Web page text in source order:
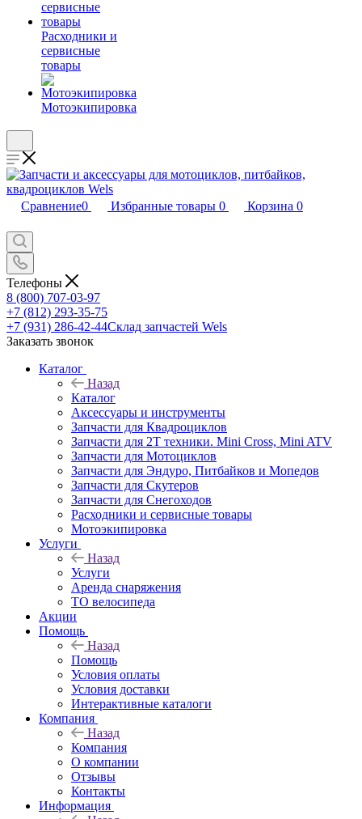
Расходники и
сервисные
товары
Мотоэкипировка
Сравнение0 Избранные товары 0 Корзина 0
Телефоны
8 (800) 707-03-97
+7 (812) 293-35-75
+7 (931) 286-42-44Склад запчастей Wels
Заказать звонок
Каталог
Назад
Каталог
Аксессуары и инструменты
Запчасти для Квадроциклов
Запчасти для 2T техники. Mini Cross, Mini ATV
Запчасти для Мотоциклов
Запчасти для Эндуро, Питбайков и Мопедов
Запчасти для Скутеров
Запчасти для Снегоходов
Расходники и сервисные товары
Мотоэкипировка
Услуги
Назад
Услуги
Аренда снаряжения
ТО велосипеда
Акции
Помощь
Назад
Помощь
Условия оплаты
Условия доставки
Интерактивные каталоги
Компания
Назад
Компания
О компании
Отзывы
Контакты
Информация